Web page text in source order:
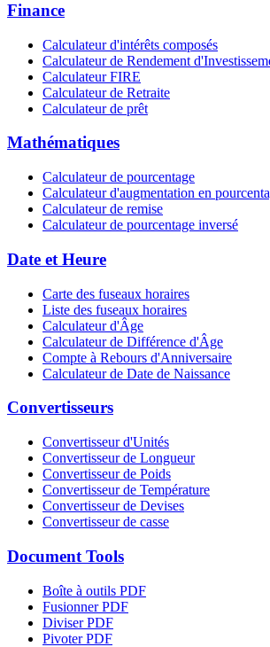
Finance
Calculateur d'intérêts composés
Calculateur de Rendement
Calculateur FIRE
Calculateur de Retraite
Calculateur de prêt
Mathématiques
Calculateur de pourcentage
Calculateur d'augmentation en
Calculateur de remise
Calculateur de pourcentage inversé
Date et Heure
Carte des fuseaux horaires
Liste des fuseaux horaires
Calculateur d'Âge
Calculateur de Différence d'Âge
Compte à Rebours d'Anniversaire
Calculateur de Date de Naissance
Convertisseurs
Convertisseur d'Unités
Convertisseur de Longueur
Convertisseur de Poids
Convertisseur de Température
Convertisseur de Devises
Convertisseur de casse
Document Tools
Boîte à outils PDF
Fusionner PDF
Diviser PDF
Pivoter PDF